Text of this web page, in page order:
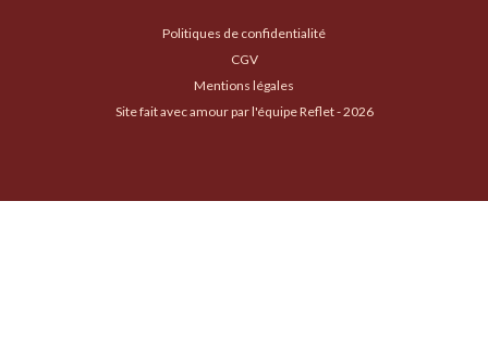
Politiques de confidentialité
CGV
Mentions légales
Site fait avec amour par l'équipe Reflet - 2026